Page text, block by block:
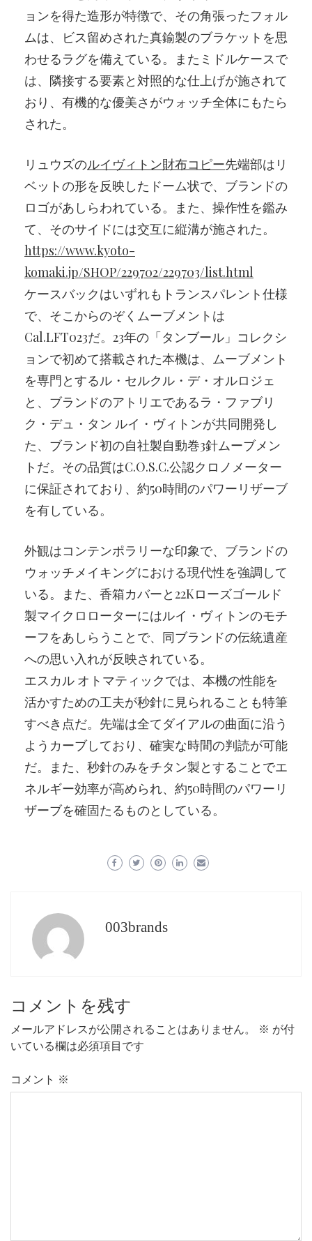
ョンを得た造形が特徴で、その角張ったフォル
ムは、ビス留めされた真鍮製のブラケットを思
わせるラグを備えている。またミドルケースで
は、隣接する要素と対照的な仕上げが施されて
おり、有機的な優美さがウォッチ全体にもたら
された。
リュウズのルイヴィトン財布コピー先端部はリ
ベットの形を反映したドーム状で、ブランドの
ロゴがあしらわれている。また、操作性を鑑み
て、そのサイドには交互に縦溝が施された。
https://www.kyoto-
komaki.jp/SHOP/229702/229703/list.html
ケースバックはいずれもトランスパレント仕様
で、そこからのぞくムーブメントは
Cal.LFT023だ。23年の「タンブール」コレクシ
ョンで初めて搭載された本機は、ムーブメント
を専門とするル・セルクル・デ・オルロジェ
と、ブランドのアトリエであるラ・ファブリ
ク・デュ・タン ルイ・ヴィトンが共同開発し
た、ブランド初の自社製自動巻3針ムーブメン
トだ。その品質はC.O.S.C.公認クロノメーター
に保証されており、約50時間のパワーリザーブ
を有している。
外観はコンテンポラリーな印象で、ブランドの
ウォッチメイキングにおける現代性を強調して
いる。また、香箱カバーと22Kローズゴールド
製マイクロローターにはルイ・ヴィトンのモチ
ーフをあしらうことで、同ブランドの伝統遺産
への思い入れが反映されている。
エスカル オトマティックでは、本機の性能を
活かすための工夫が秒針に見られることも特筆
すべき点だ。先端は全てダイアルの曲面に沿う
ようカーブしており、確実な時間の判読が可能
だ。また、秒針のみをチタン製とすることでエ
ネルギー効率が高められ、約50時間のパワーリ
ザーブを確固たるものとしている。
003brands
コメントを残す
メールアドレスが公開されることはありません。 ※ が付
いている欄は必須項目です
コメント ※